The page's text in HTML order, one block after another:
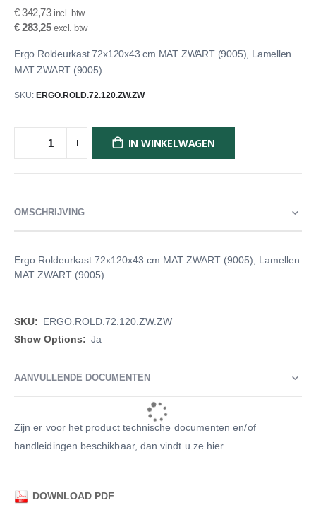
de
afbeeldingen-
€ 342,73
€ 283,25
Ergo Roldeurkast 72x120x43 cm MAT ZWART (9005), Lamellen
MAT ZWART (9005)
SKU ERGO.ROLD.72.120.ZW.ZW
IN WINKELWAGEN
OMSCHRIJVING
Ergo Roldeurkast 72x120x43 cm MAT ZWART (9005), Lamellen
MAT ZWART (9005)
Meer
informatie
ERGO.ROLD.72.120.ZW.ZW
Ja
AANVULLENDE DOCUMENTEN
Zijn er voor het product technische documenten en/of
handleidingen beschikbaar, dan vindt u ze hier.
DOWNLOAD PDF